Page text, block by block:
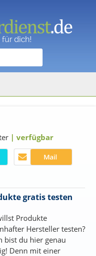
| verfügbar
gratis testen
Produkte
Hersteller testen?
bist du hier genau
Denn mit einer